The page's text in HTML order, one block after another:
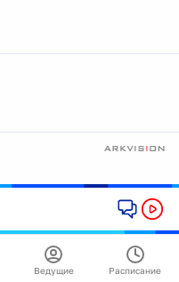
Ведущие Расписание